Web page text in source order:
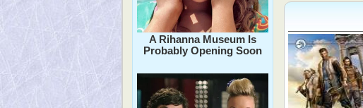
A Rihanna Museum Is
Probably Opening Soon